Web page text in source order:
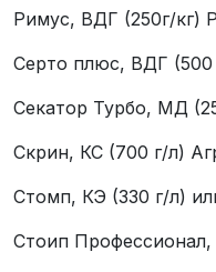
Римус, ВДГ (250г/кг)
Серто плюс, ВДГ (500
Секатор Турбо, МД
Скрин, КС (700 г/л)
Стомп, КЭ (330 г/л)
Стоип